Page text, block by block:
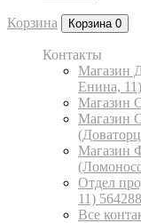
Корзина Корзина 0
Контакты
Магазин
Енина, 11)
Магазин
Магазин
Магазин
Отдел
11)
Все